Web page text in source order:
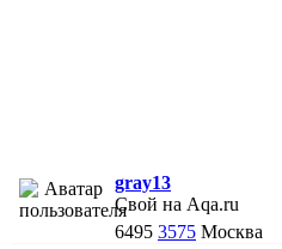
gray13
Свой на Aqa.ru
6495 3575 Москва